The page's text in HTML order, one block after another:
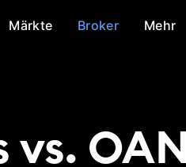
Märkte Broker Mehr
vs.